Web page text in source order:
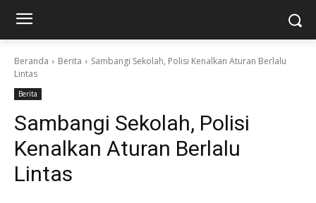
Beranda Berita
Sambangi Sekolah, Polisi Kenalkan Aturan Berlalu
Lintas
Berita
Sambangi Sekolah, Polisi
Kenalkan Aturan Berlalu
Lintas